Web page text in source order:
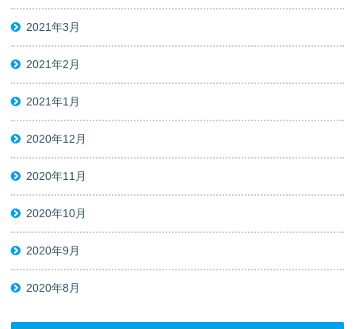
2021年3月
2021年2月
2021年1月
2020年12月
2020年11月
2020年10月
2020年9月
2020年8月